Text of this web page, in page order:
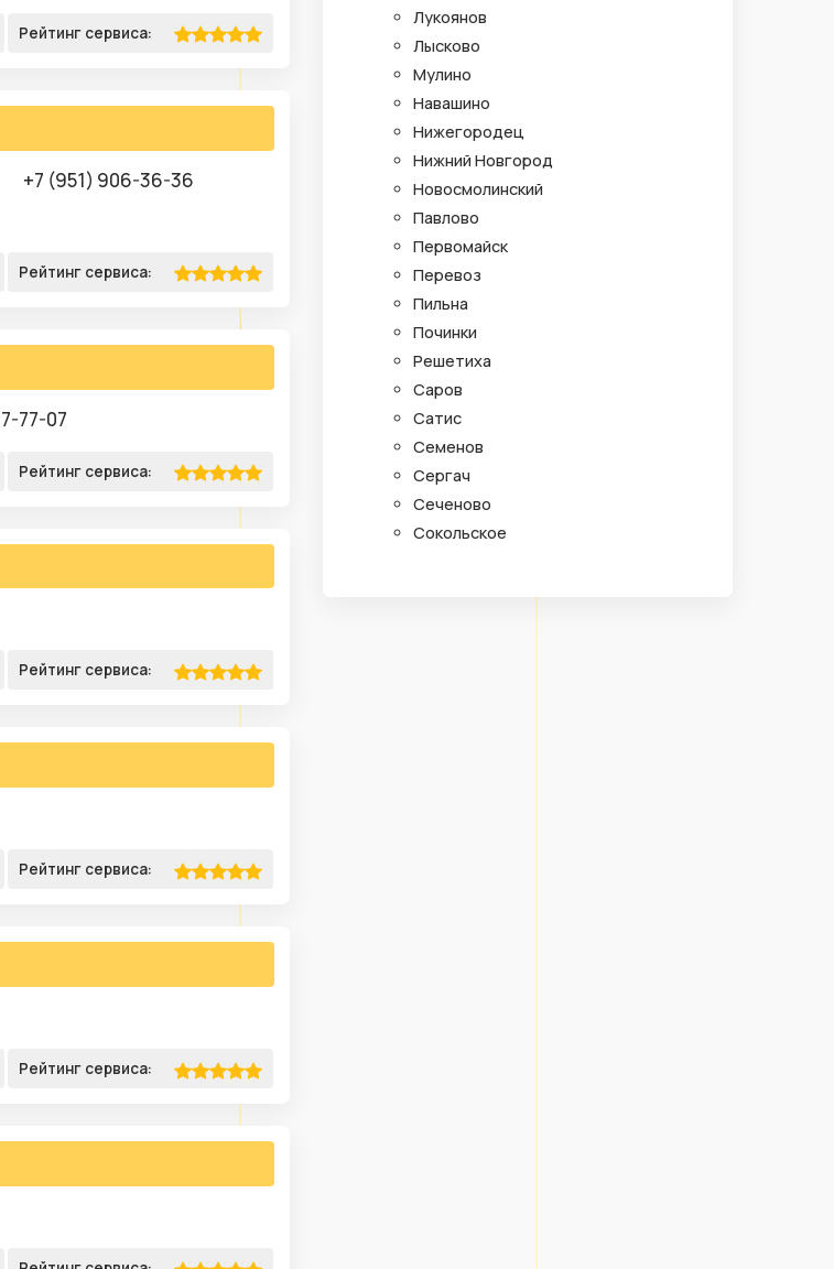
Рейтинг сервиса:
+7 (951) 906-36-36
Рейтинг сервиса:
77-07
Рейтинг сервиса:
Рейтинг сервиса:
Рейтинг сервиса:
Рейтинг сервиса:
Лукоянов
Лысково
Мулино
Навашино
Нижегородец
Нижний Новгород
Новосмолинский
Павлово
Первомайск
Перевоз
Пильна
Починки
Решетиха
Саров
Сатис
Семенов
Сергач
Сеченово
Сокольское